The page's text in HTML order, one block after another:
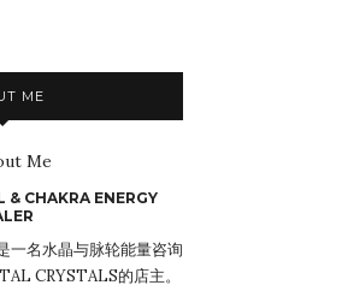
ME
& CHAKRA ENERGY
一名水晶与脉轮能量咨询
CRYSTALS的店主。